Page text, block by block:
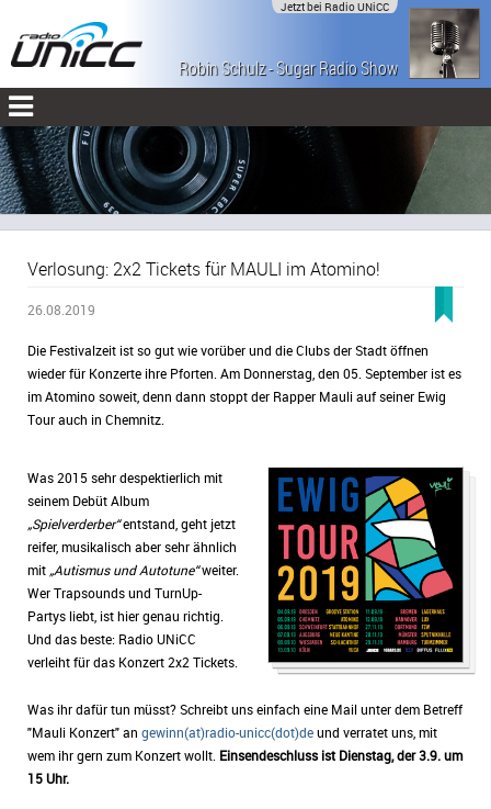
Jetzt bei Radio UNiCC
Robin Schulz - Sugar Radio Show
(#555)
Verlosung: 2x2 Tickets für MAULI im Atomino!
26.08.2019
Die Festivalzeit ist so gut wie vorüber und die Clubs der Stadt öffnen
wieder für Konzerte ihre Pforten. Am Donnerstag, den 05. September ist es
im Atomino soweit, denn dann stoppt der Rapper Mauli auf seiner Ewig
Tour auch in Chemnitz.
Was 2015 sehr despektierlich mit
seinem Debüt Album
„Spielverderber“entstand, geht jetzt
reifer, musikalisch aber sehr ähnlich
mit „Autismus und Autotune“weiter.
Wer Trapsounds und TurnUp-
Partys liebt, ist hier genau richtig.
Und das beste: Radio UNiCC
verleiht für das Konzert 2x2 Tickets.
Was ihr dafür tun müsst? Schreibt uns einfach eine Mail unter dem Betreff
"Mauli Konzert" an gewinn(at)radio-unicc(dot)deund verratet uns, mit
wem ihr gern zum Konzert wollt. Einsendeschluss ist Dienstag, der 3.9. um
15 Uhr.